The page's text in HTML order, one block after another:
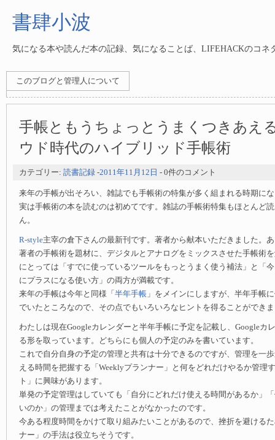
書肆小波
気になる本や読んだ本の記録、気になることば、LIFEHACKのコネ
このブログと管理人について
手帳ともうちょっとうまくつきあえ
ウド時代のハイブリッド手帳術
カテゴリー: 読書記録 -2011年11月12日 - 0件のコメント
来年の手帳が出そろい、雑誌でも手帳術の特集が多く組まれる時期に
実は手帳術の本を読むのは初めてです。雑誌の手帳術特集もほとんど
ん。
R-style主宰の倉下さんの最新刊です。著者から献本いただきました。
著者の手帳術を題材に、デジタルとアナログをミックスさせた手帳術
にとっては「すでに使っているツールをもっとうまく使う補法」と「
にプラスになる使い方」の両方が満載です。
来年の手帳は今年と同様「 半年手帳 」をメインにしますが、半年手帳
でいたところなので、その点でもいろいろなヒントを得ることができ
わたしは現在Googleカレンダーと半年手帳に予定を記載し、Googleカ
る形を取っています。どちらにも個人の予定のみを書いています。
これで自分自身の予定の管理と共有は十分できるのですが、管理を一
える時間を把握する「Weeklyプランナー」と何をどれだけやるか管理
ト」に興味があります。
単発の予定管理はしていても「自分にどれだけ使える時間があるか」
いのか」の管理までは考えたことがなかったのです。
今ある程度時間をかけて取り組みたいことがあるので、挫折を避ける
ナー」の手法は役立ちそうです。